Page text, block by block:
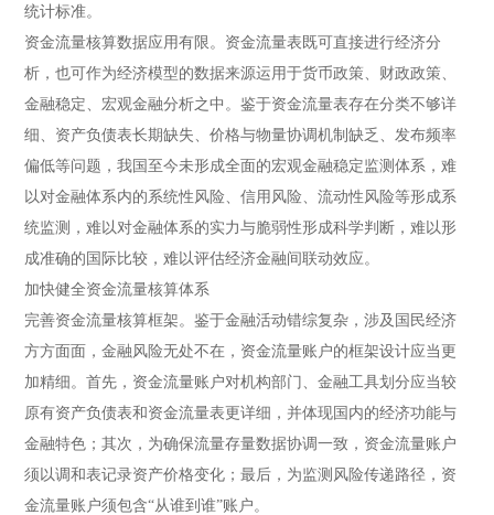
统计标准。
资金流量核算数据应用有限。 资金流量表既可直接进行经济分
析，也可作为经济模型的数据来源运用于货币政策、财政政策、
金融稳定、宏观金融分析之中。鉴于资金流量表存在分类不够详
细、资产负债表长期缺失、价格与物量协调机制缺乏、发布频率
偏低等问题，我国至今未形成全面的宏观金融稳定监测体系，难
以对金融体系内的系统性风险、信用风险、流动性风险等形成系
统监测，难以对金融体系的实力与脆弱性形成科学判断，难以形
成准确的国际比较，难以评估经济金融间联动效应。
加快健全资金流量核算体系
完善资金流量核算框架。鉴于金融活动错综复杂，涉及国民经济
方方面面，金融风险无处不在，资金流量账户的框架设计应当更
加精细。首先，资金流量账户对机构部门、金融工具划分应当较
原有资产负债表和资金流量表更详细，并体现国内的经济功能与
金融特色；其次，为确保流量存量数据协调一致，资金流量账户
须以调和表记录资产价格变化；最后，为监测风险传递路径，资
金流量账户须包含“从谁到谁”账户。